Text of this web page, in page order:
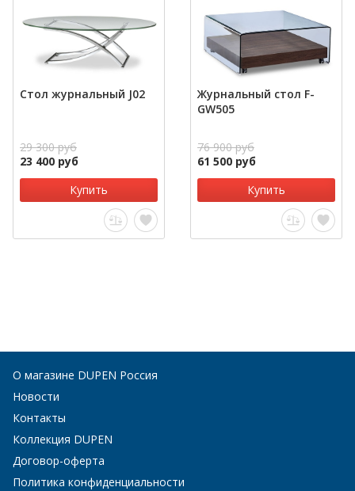
Стол журнальный J02
29 300 руб
23 400 руб
Купить
Журнальный стол F-
GW505
76 900 руб
61 500 руб
Купить
О магазине DUPEN Россия
Новости
Контакты
Коллекция DUPEN
Договор-оферта
Политика конфиденциальности